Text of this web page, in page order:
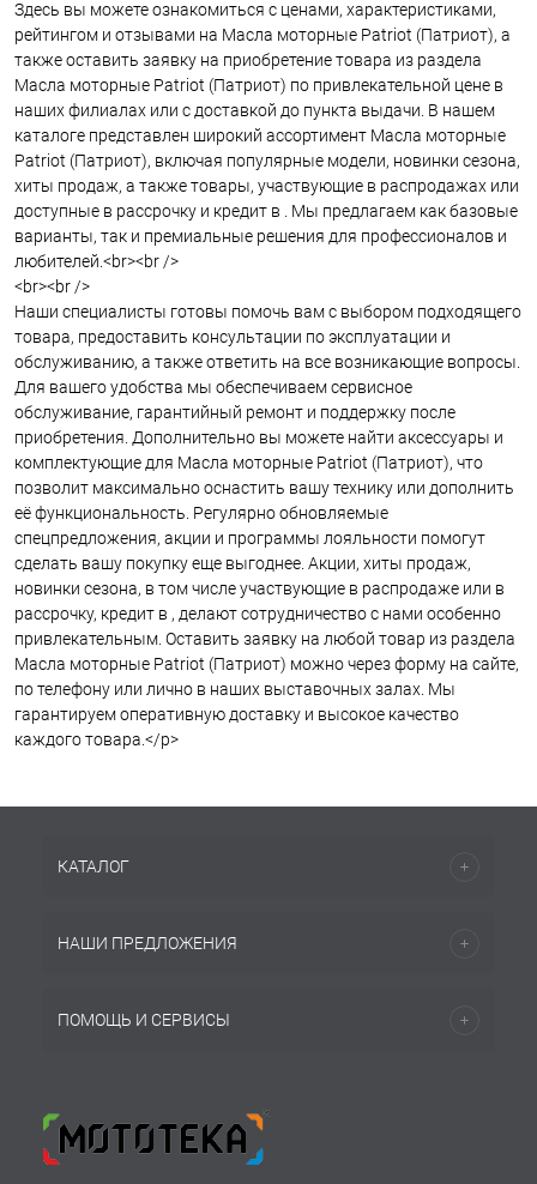
Здесь вы можете ознакомиться с ценами, характеристиками,
рейтингом и отзывами на Масла моторные Patriot (Патриот), а
также оставить заявку на приобретение товара из раздела
Масла моторные Patriot (Патриот) по привлекательной цене в
наших филиалах или с доставкой до пункта выдачи. В нашем
каталоге представлен широкий ассортимент Масла моторные
Patriot (Патриот), включая популярные модели, новинки сезона,
хиты продаж, а также товары, участвующие в распродажах или
доступные в рассрочку и кредит в . Мы предлагаем как базовые
варианты, так и премиальные решения для профессионалов и
любителей.<br><br />
<br><br />
Наши специалисты готовы помочь вам с выбором подходящего
товара, предоставить консультации по эксплуатации и
обслуживанию, а также ответить на все возникающие вопросы.
Для вашего удобства мы обеспечиваем сервисное
обслуживание, гарантийный ремонт и поддержку после
приобретения. Дополнительно вы можете найти аксессуары и
комплектующие для Масла моторные Patriot (Патриот), что
позволит максимально оснастить вашу технику или дополнить
её функциональность. Регулярно обновляемые
спецпредложения, акции и программы лояльности помогут
сделать вашу покупку еще выгоднее. Акции, хиты продаж,
новинки сезона, в том числе участвующие в распродаже или в
рассрочку, кредит в , делают сотрудничество с нами особенно
привлекательным. Оставить заявку на любой товар из раздела
Масла моторные Patriot (Патриот) можно через форму на сайте,
по телефону или лично в наших выставочных залах. Мы
гарантируем оперативную доставку и высокое качество
каждого товара.</p>
КАТАЛОГ
НАШИ ПРЕДЛОЖЕНИЯ
ПОМОЩЬ И СЕРВИСЫ